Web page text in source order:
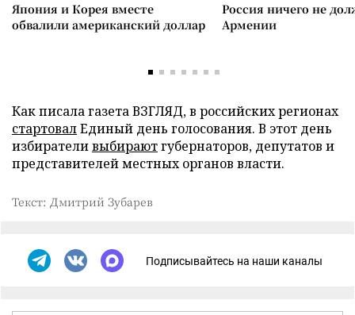
Япония и Корея вместе
обвалили американский доллар
Россия ничего не
Армении
Как писала газета ВЗГЛЯД, в российских регионах
стартовалЕдиный день голосования. В этот день
избирателивыбираютгубернаторов, депутатов и
представителей местных органов власти.
Текст: Дмитрий Зубарев
Подписывайтесь на наши каналы